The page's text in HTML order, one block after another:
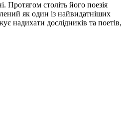
Протягом століть його поезія
як один із найвидатніших
надихати дослідників та поетів,